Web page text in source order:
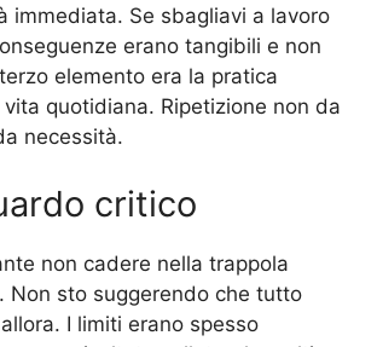
immediata. Se sbagliavi a lavoro
erano tangibili e non
elemento era la pratica
quotidiana. Ripetizione non da
necessità.
critico
non cadere nella trappola
Non sto suggerendo che tutto
I limiti erano spesso